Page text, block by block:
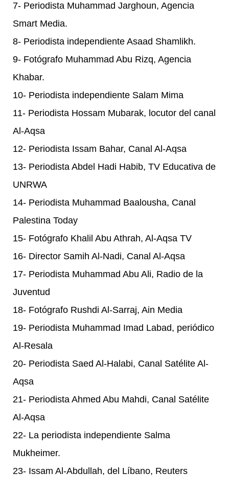
7- Periodista Muhammad Jarghoun, Agencia
Smart Media.
8- Periodista independiente Asaad Shamlikh.
9- Fotógrafo Muhammad Abu Rizq, Agencia
Khabar.
10- Periodista independiente Salam Mima
11- Periodista Hossam Mubarak, locutor del canal
Al-Aqsa
12- Periodista Issam Bahar, Canal Al-Aqsa
13- Periodista Abdel Hadi Habib, TV Educativa de
UNRWA
14- Periodista Muhammad Baalousha, Canal
Palestina Today
15- Fotógrafo Khalil Abu Athrah, Al-Aqsa TV
16- Director Samih Al-Nadi, Canal Al-Aqsa
17- Periodista Muhammad Abu Ali, Radio de la
Juventud
18- Fotógrafo Rushdi Al-Sarraj, Ain Media
19- Periodista Muhammad Imad Labad, periódico
Al-Resala
20- Periodista Saed Al-Halabi, Canal Satélite Al-
Aqsa
21- Periodista Ahmed Abu Mahdi, Canal Satélite
Al-Aqsa
22- La periodista independiente Salma
Mukheimer.
23- Issam Al-Abdullah, del Líbano, Reuters